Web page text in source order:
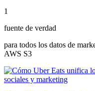
1
fuente de verdad
para todos los datos de
AWS S3